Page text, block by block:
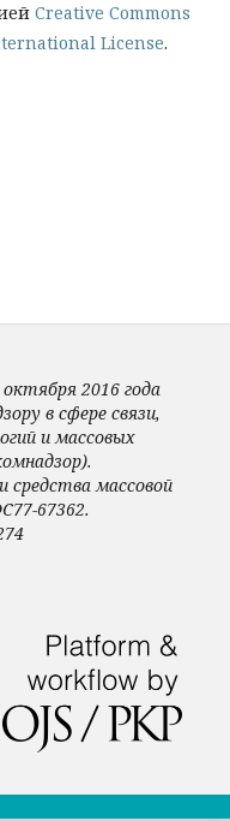
Creative Commons
License.
2016 года
в сфере связи,
и массовых
средства массовой
67362.